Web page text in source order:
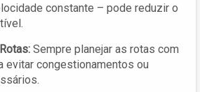
constante – pode reduzir o
Sempre planejar as rotas com
evitar congestionamentos ou